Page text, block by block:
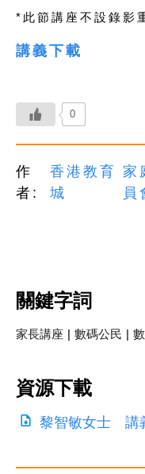
*此節講座不設錄影
講義下載
0
作
者:
香港教育
城
家
員
關鍵字詞
家長講座 | 數碼公民 |
資源下載
黎智敏女士 講